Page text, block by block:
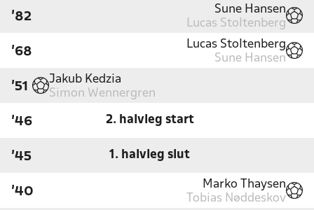
'82
Sune Hansen
Lucas Stoltenberg
'68
Lucas Stoltenberg
Sune Hansen
'51
Jakub Kedzia
Simon Wennergren
'46 2. halvleg start
'45 1. halvleg slut
'40
Marko Thaysen
Tobias Nøddeskov